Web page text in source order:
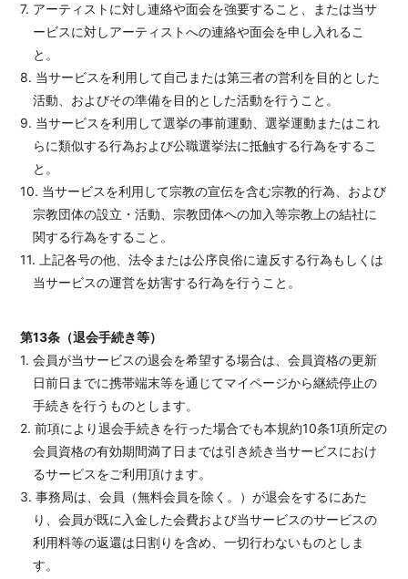
7. アーティストに対し連絡や面会を強要すること、または当サ
ービスに対しアーティストへの連絡や面会を申し入れるこ
と。
8. 当サービスを利用して自己または第三者の営利を目的とした
活動、およびその準備を目的とした活動を行うこと。
9. 当サービスを利用して選挙の事前運動、選挙運動またはこれ
らに類似する行為および公職選挙法に抵触する行為をするこ
と。
10. 当サービスを利用して宗教の宣伝を含む宗教的行為、および
宗教団体の設立・活動、宗教団体への加入等宗教上の結社に
関する行為をすること。
11. 上記各号の他、法令または公序良俗に違反する行為もしくは
当サービスの運営を妨害する行為を行うこと。
第13条（退会手続き等）
1. 会員が当サービスの退会を希望する場合は、会員資格の更新
日前日までに携帯端末等を通じてマイページから継続停止の
手続きを行うものとします。
2. 前項により退会手続きを行った場合でも本規約10条1項所定の
会員資格の有効期間満了日までは引き続き当サービスにおけ
るサービスをご利用頂けます。
3. 事務局は、会員（無料会員を除く。）が退会をするにあた
り、会員が既に入金した会費および当サービスのサービスの
利用料等の返還は日割りを含め、一切行わないものとしま
す。